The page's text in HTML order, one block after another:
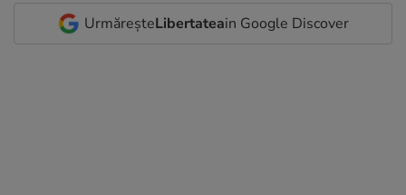
UrmăreșteLibertateain Google Discover